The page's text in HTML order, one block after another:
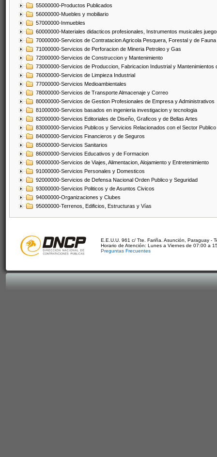
55000000-Productos Publicados
56000000-Muebles y mobiliario
57000000-Inmuebles
60000000-Materiales didacticos profesionales, Instrumentos musicales
70000000-Servicios de Contratacion Agricola Pesquera, Forestal y de Fauna
71000000-Servicios de Perforacion de Mineria Petroleo y Gas
72000000-Servicios de Construccion y Mantenimiento
73000000-Servicios de Produccion, Fabricacion Industrial y Mantenimientos
76000000-Servicios de Limpieza Industrial
77000000-Servicios Medioambientales
78000000-Servicios de Transporte Almacenaje y Correo
80000000-Servicios de Gestion Profesionales de Empresa y Administrativos
81000000-Servicios basados en ingenieria investigacion y tecnologia
82000000-Servicios Editoriales de Diseño, Graficos y de Bellas Artes
83000000-Servicios Publicos y Servicios Relacionados con el Sector Publico
84000000-Servicios Financieros y de Seguros
85000000-Servicios Sanitarios
86000000-Servicios Educativos y de Formacion
90000000-Servicios de Viajes, Alimentacion, Alojamiento y Entretenimiento
91000000-Servicios Personales y Domesticos
92000000-Servicios de Defensa Nacional Orden Publico y Seguridad
93000000-Servicios Politicos y de Asuntos Civicos
94000000-Organizaciones y Clubes
95000000-Terrenos, Edificios, Estructuras y Vías
E.E.U.U. 961 c/ Tte. Fariña. Asunción, Paraguay -
Horario de Atención: Lunes a Viernes de 07:00 a
Preguntas Frecuentes